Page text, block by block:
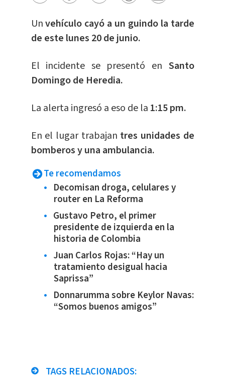
Unvehículo cayó a un guindo la tarde
de este lunes 20 de junio.
El incidente se presentó en Santo
Domingo de Heredia.
La alerta ingresó a eso de la 1:15 pm.
En el lugar trabajan tres unidades de
bomberos y una ambulancia.
Te recomendamos
Decomisan droga, celulares y
router en La Reforma
Gustavo Petro, el primer
presidente de izquierda en la
historia de Colombia
Juan Carlos Rojas: “Hay un
tratamiento desigual hacia
Saprissa”
Donnarumma sobre Keylor Navas:
“Somos buenos amigos”
TAGS RELACIONADOS: